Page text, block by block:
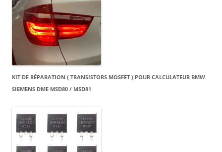
KIT DE RÉPARATION ( TRANSISTORS MOSFET ) POUR CALCULATEUR BMW
SIEMENS DME MSD80 / MSD81